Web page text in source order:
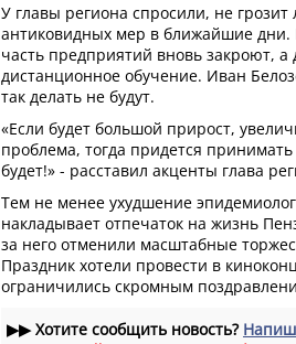
У главы региона спросили, не
антиковидных мер в ближайшие
часть предприятий вновь закроют, а
дистанционное обучение. Иван
так делать не будут.
«Если будет большой прирост,
проблема, тогда придется
будет!» - расставил акценты глава
Тем не менее ухудшение
накладывает отпечаток на жизнь
за него отменили масштабные
Праздник хотели провести в
ограничились скромным
▶▶Хотите сообщить новость?